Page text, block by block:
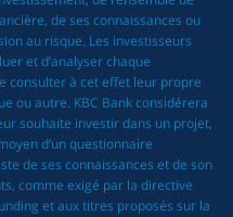
de ses connaissances ou
au risque. Les investisseurs
et d’analyser chaque
consulter à cet effet leur propre
ou autre. KBC Bank considérera
souhaite investir dans un projet,
d’un questionnaire
de ses connaissances et de son
comme exigé par la directive
et aux titres proposés sur la